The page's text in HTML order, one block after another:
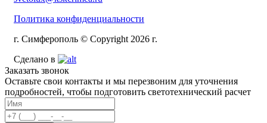
Политика конфиденциальности
г. Симферополь © Copyright 2026 г.
Сделано в
Заказать звонок
Оставьте свои контакты и мы перезвоним для уточнения
подробностей, чтобы подготовить светотехнический расчет